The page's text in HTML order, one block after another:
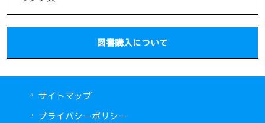
図書購入について
サイトマップ
プライバシーポリシー